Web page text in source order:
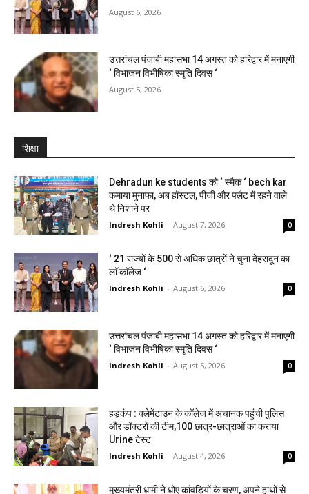
August 6, 2026
उत्तरांचल पंजाबी महासभा 14 अगस्त को हरिद्वार में मनाएगी
‘ विभाजन विभीषिका स्मृति दिवस ‘
August 5, 2026
शिक्षा
Dehradun ke students को ‘ स्मैक ‘ bech kar
कमाया मुनाफा, अब हॉस्टल, पीजी और फ्लैट में रहने वाले
थे निशाने पर
Indresh Kohli - August 7, 2026 0
‘ 21 राज्यों के 500 से अधिक छात्रों ने चुना देहरादून का
लाॅ काॅलेज ‘
Indresh Kohli - August 6, 2026 0
उत्तरांचल पंजाबी महासभा 14 अगस्त को हरिद्वार में मनाएगी
‘ विभाजन विभीषिका स्मृति दिवस ‘
Indresh Kohli - August 5, 2026 0
हड़कंप : क्लेमेंटाउन के कॉलेज में अचानक पहुंची पुलिस
और डॉक्टरों की टीम,100 छात्र-छात्राओं का कराया
Urine टेस्ट
Indresh Kohli - August 4, 2026 0
मुख्यमंत्री धामी ने धोए कांवड़ियों के चरण, अपने हाथों से